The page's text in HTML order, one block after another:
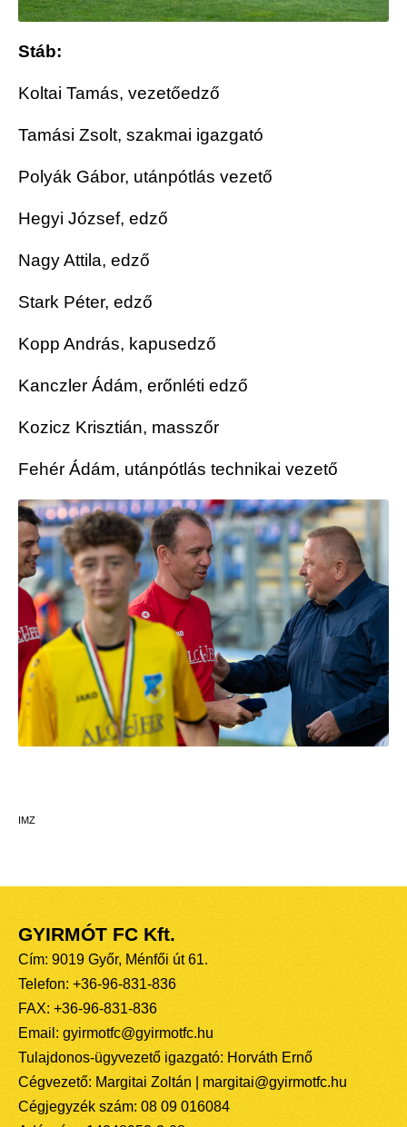
Stáb:
Koltai Tamás, vezetőedző
Tamási Zsolt, szakmai igazgató
Polyák Gábor, utánpótlás vezető
Hegyi József, edző
Nagy Attila, edző
Stark Péter, edző
Kopp András, kapusedző
Kanczler Ádám, erőnléti edző
Kozicz Krisztián, masszőr
Fehér Ádám, utánpótlás technikai vezető
IMZ
GYIRMÓT FC Kft.
Cím: 9019 Győr, Ménfői út 61.
Telefon: +36-96-831-836
FAX: +36-96-831-836
Email: gyirmotfc@gyirmotfc.hu
Tulajdonos-ügyvezető igazgató: Horváth Ernő
Cégvezető: Margitai Zoltán | margitai@gyirmotfc.hu
Cégjegyzék szám: 08 09 016084